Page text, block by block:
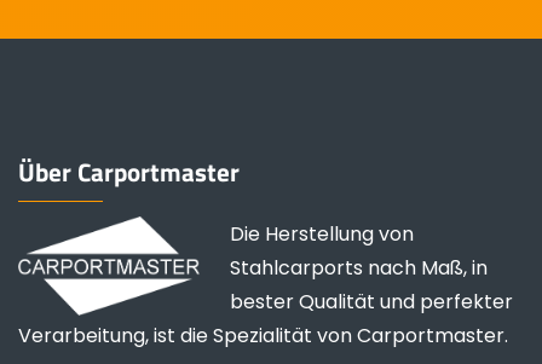
Über Carportmaster
Die Herstellung von
Stahlcarports nach Maß, in
bester Qualität und perfekter
Verarbeitung, ist die Spezialität von Carportmaster.